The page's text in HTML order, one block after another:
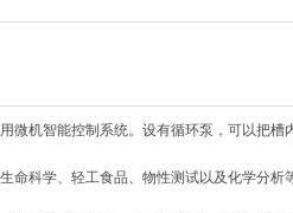
微机智能控制系统。设有循环泵，可以把
命科学、轻工食品、物性测试以及化学分